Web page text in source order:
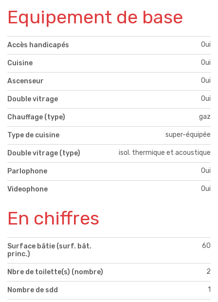
Equipement de base
Accès handicapés Oui
Cuisine Oui
Ascenseur Oui
Double vitrage Oui
Chauffage (type) gaz
Type de cuisine super-équipée
Double vitrage (type) isol. thermique et acoustique
Parlophone Oui
Videophone Oui
En chiffres
Surface bâtie (surf. bât.
princ.)
60
Nbre de toilette(s) (nombre) 2
Nombre de sdd 1